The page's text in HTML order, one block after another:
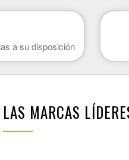
a su disposición
MARCAS